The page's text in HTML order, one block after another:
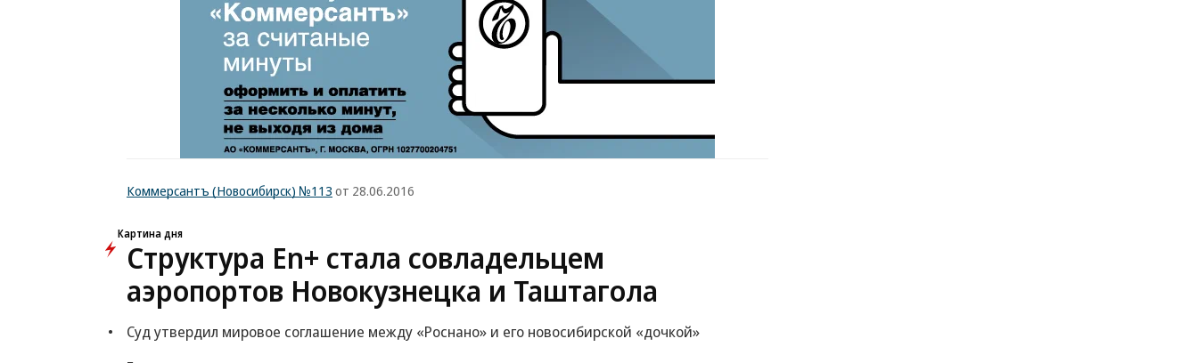
Коммерсантъ (Новосибирск) №113 от 28.06.2016
Картина дня
Структура En+ стала совладельцем
аэропортов Новокузнецка и Таштагола
Суд утвердил мировое соглашение между «Роснано» и его новосибирской «дочкой»